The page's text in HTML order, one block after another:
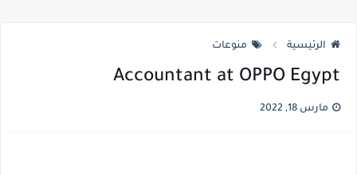
الرئيسية منوعات
Accountant at OPPO Egypt
مارس 18, 2022